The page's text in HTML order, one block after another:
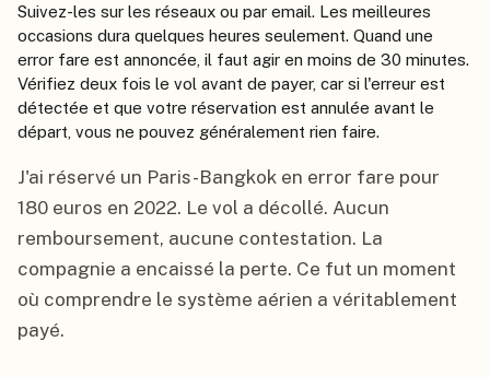
Suivez-les sur les réseaux ou par email. Les meilleures
occasions dura quelques heures seulement. Quand une
error fare est annoncée, il faut agir en moins de 30 minutes.
Vérifiez deux fois le vol avant de payer, car si l'erreur est
détectée et que votre réservation est annulée avant le
départ, vous ne pouvez généralement rien faire.
J'ai réservé un Paris-Bangkok en error fare pour
180 euros en 2022. Le vol a décollé. Aucun
remboursement, aucune contestation. La
compagnie a encaissé la perte. Ce fut un moment
où comprendre le système aérien a véritablement
payé.